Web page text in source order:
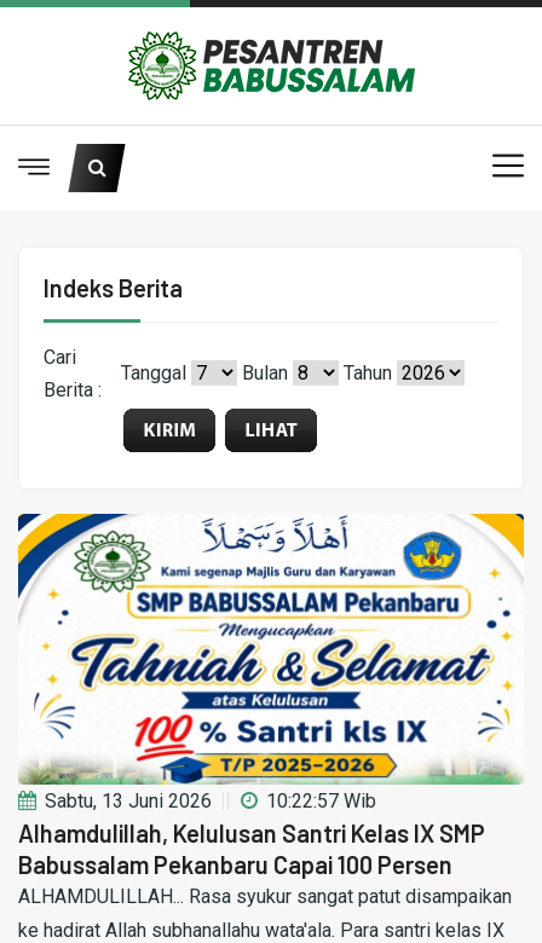
Indeks Berita
Cari
Berita :
Tanggal Bulan Tahun
Sabtu, 13 Juni 2026 10:22:57 Wib
Alhamdulillah, Kelulusan Santri Kelas IX SMP
Babussalam Pekanbaru Capai 100 Persen
ALHAMDULILLAH... Rasa syukur sangat patut disampaikan
ke hadirat Allah subhanallahu wata'ala. Para santri kelas IX